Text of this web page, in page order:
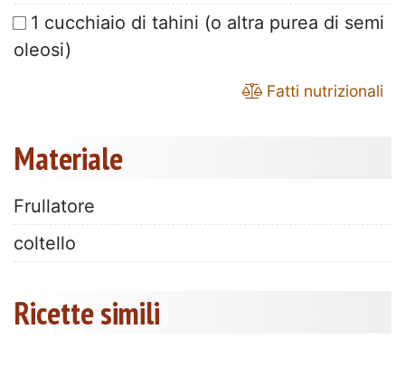
1 cucchiaio di tahini (o altra purea di semi
oleosi)
Fatti nutrizionali
Materiale
Frullatore
coltello
Ricette simili